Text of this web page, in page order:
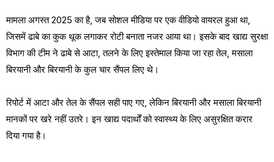
मामला अगस्त 2025 का है, जब सोशल मीडिया पर एक वीडियो वायरल हुआ था,
जिसमें ढाबे का कुक थूक लगाकर रोटी बनाता नजर आया था। इसके बाद खाद्य सुरक्षा
विभाग की टीम ने ढाबे से आटा, तलने के लिए इस्तेमाल किया जा रहा तेल, मसाला
बिरयानी और बिरयानी के कुल चार सैंपल लिए थे।
रिपोर्ट में आटा और तेल के सैंपल सही पाए गए, लेकिन बिरयानी और मसाला बिरयानी
मानकों पर खरे नहीं उतरे। इन खाद्य पदार्थों को स्वास्थ्य के लिए असुरक्षित करार
दिया गया है।